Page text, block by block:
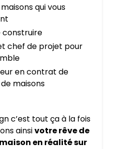
qui vous
construire
chef de projet pour
en contrat de
maisons
c’est tout ça à la fois
ainsivotre rêve de
en réalité sur